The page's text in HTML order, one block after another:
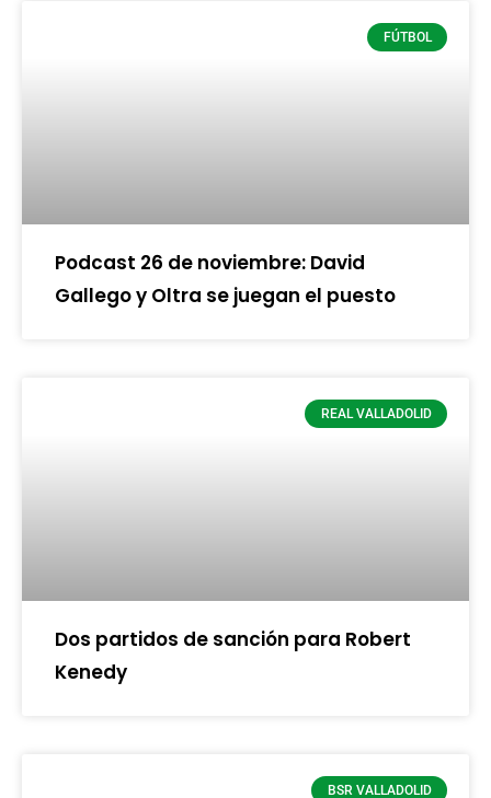
FÚTBOL
Podcast 26 de noviembre: David
Gallego y Oltra se juegan el puesto
REAL VALLADOLID
Dos partidos de sanción para Robert
Kenedy
BSR VALLADOLID